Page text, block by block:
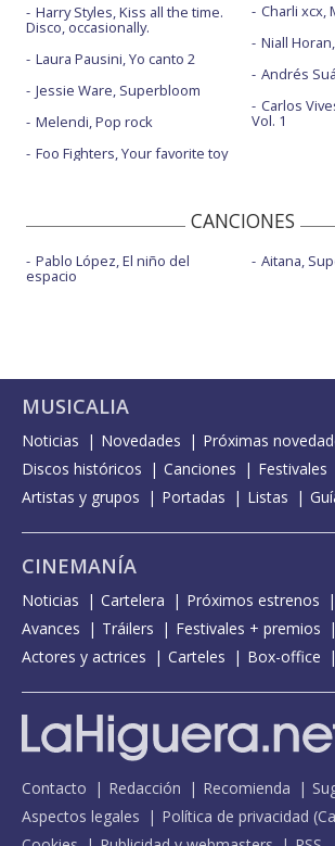
Morir por vivir
No cambia nada
Penthouse
Poquita fe
Señorita - A solas
Sobrevivirás
Tarot
Todo termina
Tu retrato
Un gran gusto conocerte
Vivir - A solas
Yo me vi (Autorretrato)
Harry Styles, Kiss all the time.
Disco, occasionally.
Laura Pausini, Yo canto 2
Jessie Ware, Superbloom
Melendi, Pop rock
Foo Fighters, Your favorite toy
Charli xcx,
Niall
Andrés
Carlos
Vol. 1
CANCIONES
Pablo López, El niño del
espacio
Aitana,
MUSICALIA
Noticias Novedades
Próximas
Discos históricos
Canciones Festivales
Artistas y grupos
Portadas Listas
CINEMANÍA
Noticias Cartelera Próximos estrenos
Avances
Tráilers
Festivales + premios
Actores y actrices
Carteles Box-office
Contacto Redacción Recomienda
Aspectos legales
Política de privacidad (